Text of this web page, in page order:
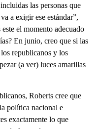
las personas que
a exigir ese estándar”,
el momento adecuado
En junio, creo que si las
republicanos y los
(a ver) luces amarillas
Roberts cree que
política nacional e
exactamente lo que